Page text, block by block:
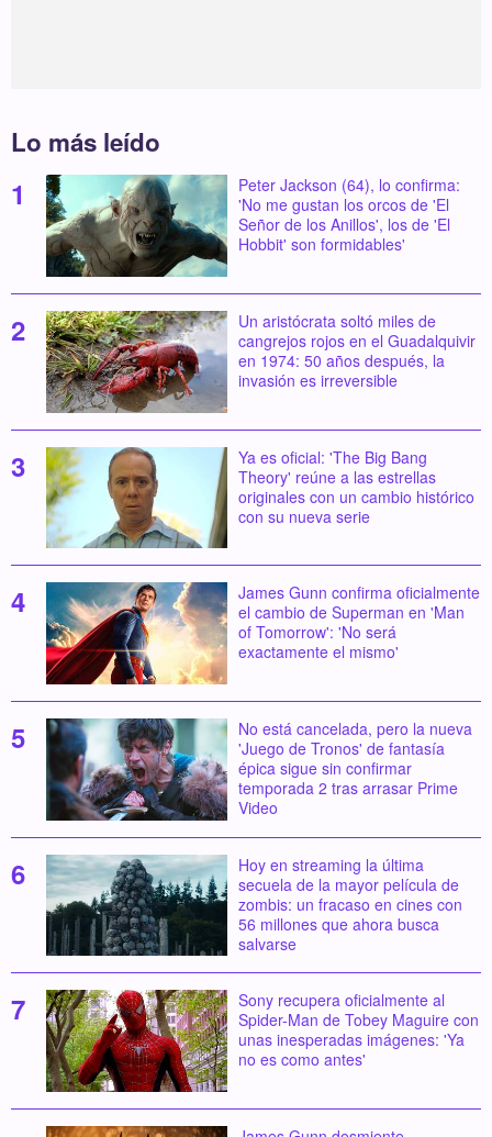
Lo más leído
Peter Jackson (64), lo confirma:
'No me gustan los orcos de 'El
Señor de los Anillos', los de 'El
Hobbit' son formidables'
Un aristócrata soltó miles de
cangrejos rojos en el Guadalquivir
en 1974: 50 años después, la
invasión es irreversible
Ya es oficial: 'The Big Bang
Theory' reúne a las estrellas
originales con un cambio histórico
con su nueva serie
James Gunn confirma oficialmente
el cambio de Superman en 'Man
of Tomorrow': 'No será
exactamente el mismo'
No está cancelada, pero la nueva
'Juego de Tronos' de fantasía
épica sigue sin confirmar
temporada 2 tras arrasar Prime
Video
Hoy en streaming la última
secuela de la mayor película de
zombis: un fracaso en cines con
56 millones que ahora busca
salvarse
Sony recupera oficialmente al
Spider-Man de Tobey Maguire con
unas inesperadas imágenes: 'Ya
no es como antes'